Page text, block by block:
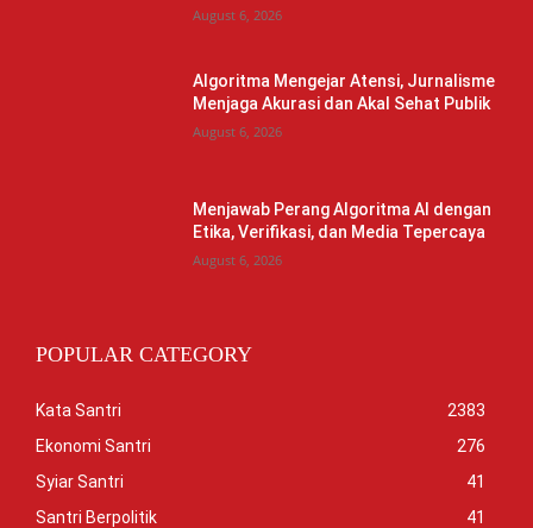
August 6, 2026
Algoritma Mengejar Atensi, Jurnalisme
Menjaga Akurasi dan Akal Sehat Publik
August 6, 2026
Menjawab Perang Algoritma AI dengan
Etika, Verifikasi, dan Media Tepercaya
August 6, 2026
POPULAR CATEGORY
Kata Santri
2383
Ekonomi Santri
276
Syiar Santri
41
Santri Berpolitik
41